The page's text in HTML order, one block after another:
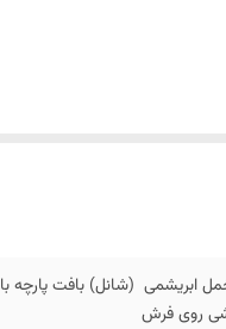
ابریشمی (شانل) بافت پارچه با
روی فرش